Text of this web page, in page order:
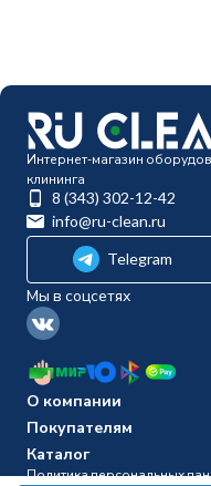
Интернет-магазин
клининга
8 (343) 302-12-42
info@ru-clean.ru
Telegram
Мы в соцсетях
О компании
Покупателям
Каталог
Политика персональных